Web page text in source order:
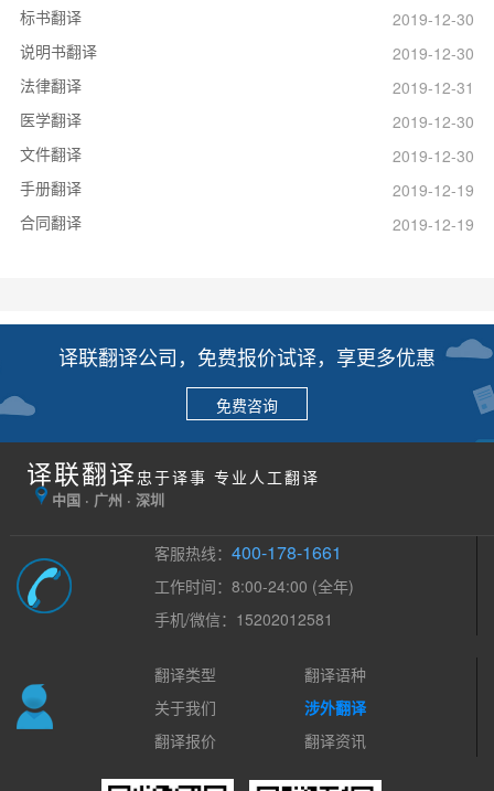
标书翻译
2019-12-30
说明书翻译
2019-12-30
法律翻译
2019-12-31
医学翻译
2019-12-30
文件翻译
2019-12-30
手册翻译
2019-12-19
合同翻译
2019-12-19
译联翻译公司，免费报价试译，享更多优惠
免费咨询
译联翻译 忠于译事 专业人工翻译
中国 · 广州 · 深圳
客服热线：400-178-1661
工作时间：8:00-24:00 (全年)
手机/微信：15202012581
翻译类型
翻译语种
关于我们
涉外翻译
翻译报价
翻译资讯